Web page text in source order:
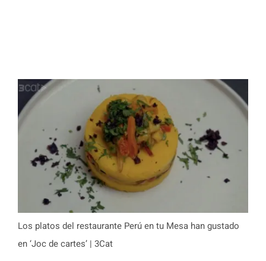
Los platos del restaurante Perú en tu Mesa han gustado
en ‘Joc de cartes’ | 3Cat